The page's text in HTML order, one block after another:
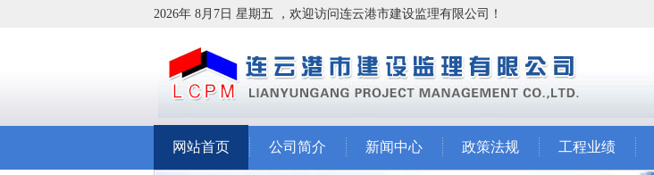
2026年 8月7日 星期五 ，欢迎访问连云港市建设监理有限公司！
网站首页 公司简介 新闻中心 政策法规 工程业绩